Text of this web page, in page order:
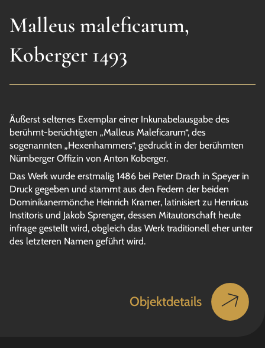
Malleus maleficarum,
Koberger 1493
Äußerst seltenes Exemplar einer Inkunabelausgabe des
berühmt-berüchtigten „Malleus Maleficarum“, des
sogenannten „Hexenhammers“, gedruckt in der berühmten
Nürnberger Offizin von Anton Koberger.
Das Werk wurde erstmalig 1486 bei Peter Drach in Speyer in
Druck gegeben und stammt aus den Federn der beiden
Dominikanermönche Heinrich Kramer, latinisiert zu Henricus
Institoris und Jakob Sprenger, dessen Mitautorschaft heute
infrage gestellt wird, obgleich das Werk traditionell eher unter
des letzteren Namen geführt wird.
Objektdetails